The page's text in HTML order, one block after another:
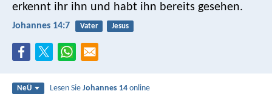
erkennt ihr ihn und habt ihn bereits gesehen.
Johannes 14:7 Vater Jesus
NeÜ Lesen SieJohannes 14 online